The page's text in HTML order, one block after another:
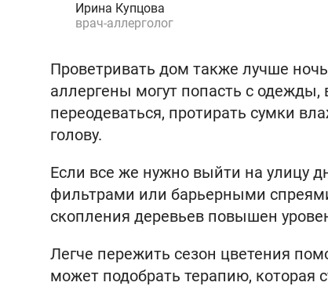
Ирина Купцова
врач-аллерголог
Проветривать дом также лучше
аллергены могут попасть с
переодеваться, протирать сумки
голову.
Если все же нужно выйти на улицу
фильтрами или барьерными
скопления деревьев повышен
Легче пережить сезон цветения
может подобрать терапию, которая